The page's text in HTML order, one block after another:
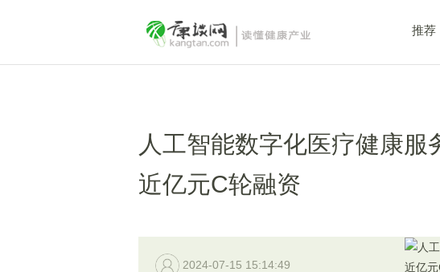
推荐
人工智能数字化医疗健康
近亿元C轮融资
2024-07-15 15:14:49